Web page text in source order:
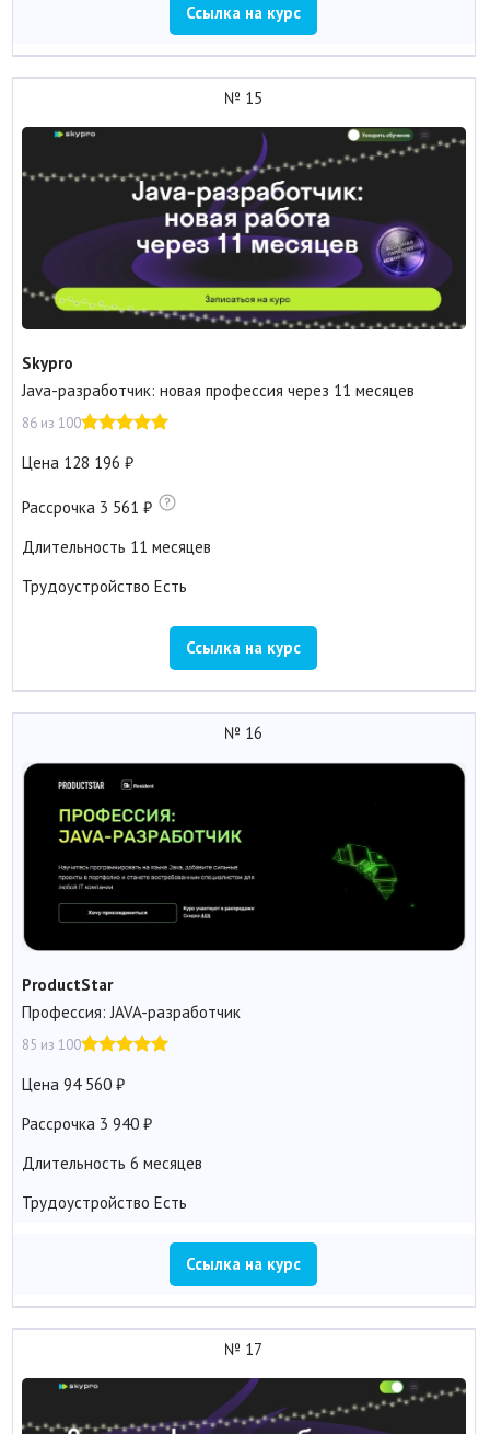
Ссылка на курс
№ 15
Skypro
Java-разработчик: новая профессия через 11 месяцев
86 из 100
Цена 128 196
Рассрочка 3 561
Длительность 11 месяцев
Трудоустройство Есть
Ссылка на курс
№ 16
ProductStar
Профессия: JAVA-разработчик
85 из 100
Цена 94 560
Рассрочка 3 940
Длительность 6 месяцев
Трудоустройство Есть
Ссылка на курс
№ 17